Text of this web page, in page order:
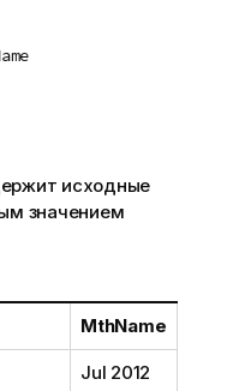
исходные
значением
MthName
Jul 2012